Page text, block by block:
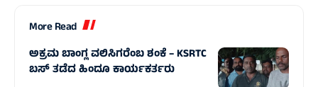
More Read
ಅಕ್ರಮ ಬಾಂಗ್ಲ ವಲಿಸಿಗರೆಂಬ ಶಂಕೆ – KSRTC
ಬಸ್‌ ತಡೆದ ಹಿಂದೂ ಕಾರ್ಯಕರ್ತರು